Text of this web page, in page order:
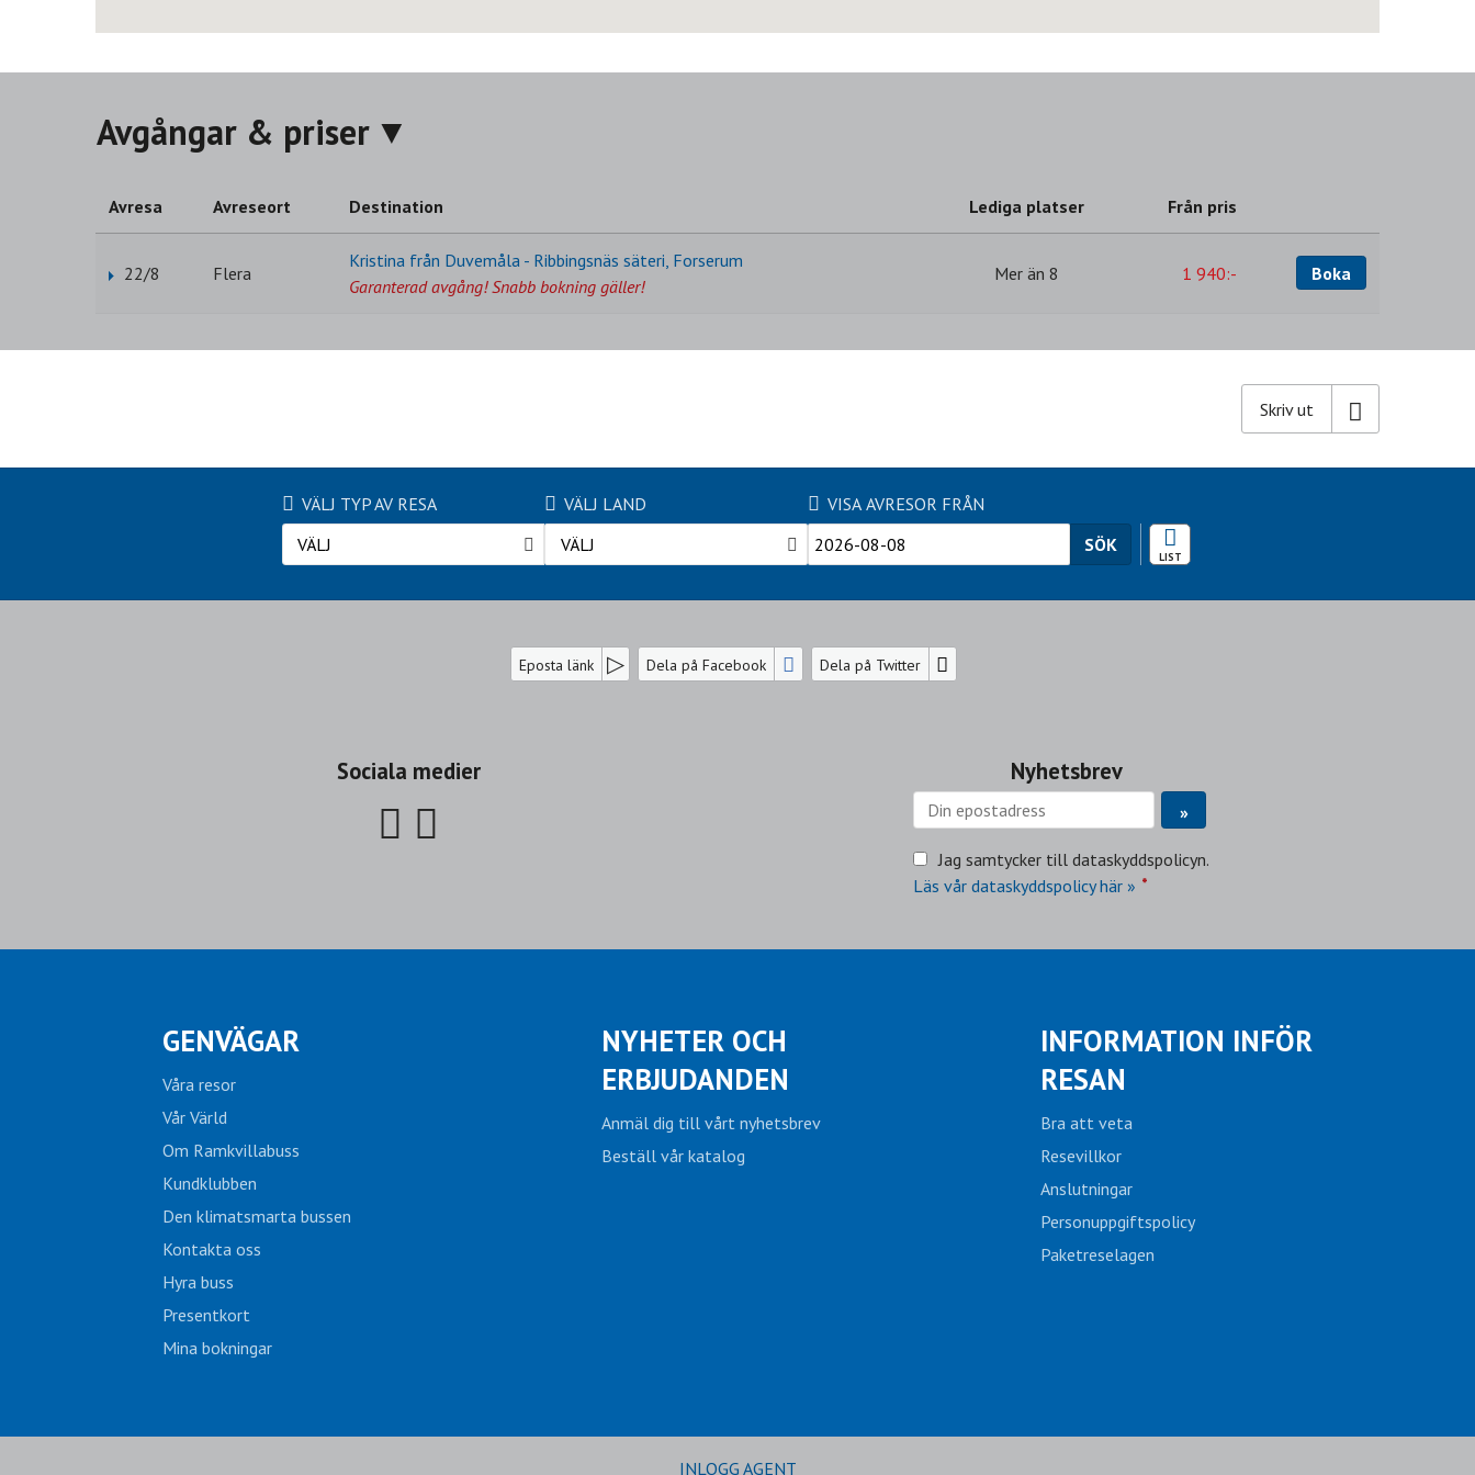
Avgångar & priser
Avresa Avreseort Destination Lediga platser Från pris
22/8 Flera
Kristina från Duvemåla - Ribbingsnäs säteri, Forserum
Garanterad avgång! Snabb bokning gäller!
Mer än 8 1 940:- Boka
Skriv ut
VÄLJ TYP AV RESA
VÄLJ
VÄLJ LAND
VÄLJ
VISA AVRESOR FRÅN
SÖK
RESEKALENDER
Eposta länk Dela på Facebook Dela på Twitter
Sociala medier Nyhetsbrev
Jag samtycker till dataskyddspolicyn.
Läs vår dataskyddspolicy här » *
GENVÄGAR
Våra resor
Vår Värld
Om Ramkvillabuss
Kundklubben
Den klimatsmarta bussen
Kontakta oss
Hyra buss
Presentkort
Mina bokningar
NYHETER OCH
ERBJUDANDEN
Anmäl dig till vårt nyhetsbrev
Beställ vår katalog
INFORMATION INFÖR
RESAN
Bra att veta
Resevillkor
Anslutningar
Personuppgiftspolicy
Paketreselagen
INLOGG AGENT